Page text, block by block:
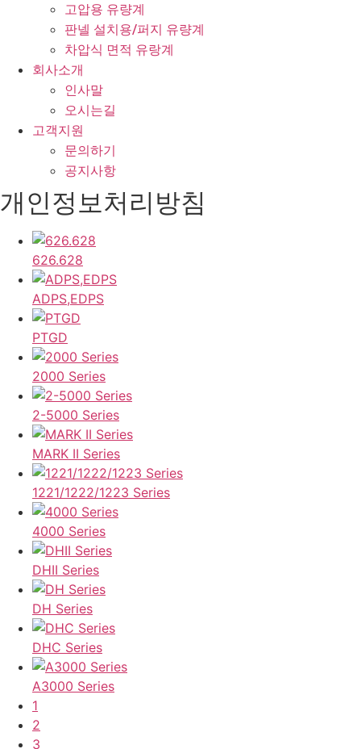
고압용 유량계
판넬 설치용/퍼지 유량계
차압식 면적 유랑계
회사소개
인사말
오시는길
고객지원
문의하기
공지사항
개인정보처리방침
626.628
ADPS,EDPS
PTGD
2000 Series
2-5000 Series
MARK II Series
1221/1222/1223 Series
4000 Series
DHII Series
DH Series
DHC Series
A3000 Series
1
2
3